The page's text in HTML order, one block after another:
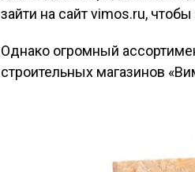
зайти на сайт vimos.ru,
Однако огромный
строительных магазинов